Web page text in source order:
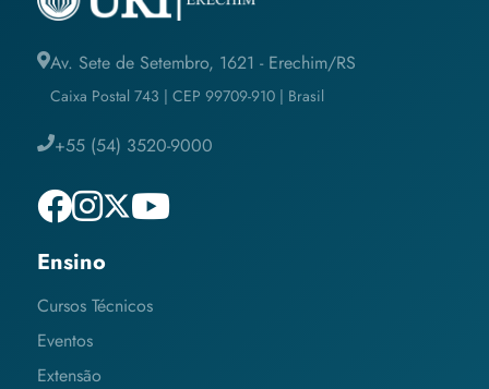
Av. Sete de Setembro, 1621 - Erechim/RS
Caixa Postal 743 | CEP 99709-910 | Brasil
+55 (54) 3520-9000
Ensino
Cursos Técnicos
Eventos
Extensão